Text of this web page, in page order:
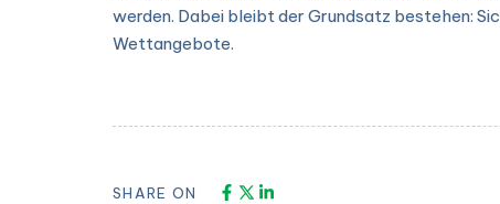
werden. Dabei bleibt der Grundsatz bestehen:
Wettangebote.
SHARE ON